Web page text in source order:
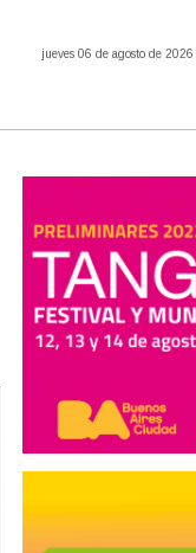
jueves 06 de agosto de 2026